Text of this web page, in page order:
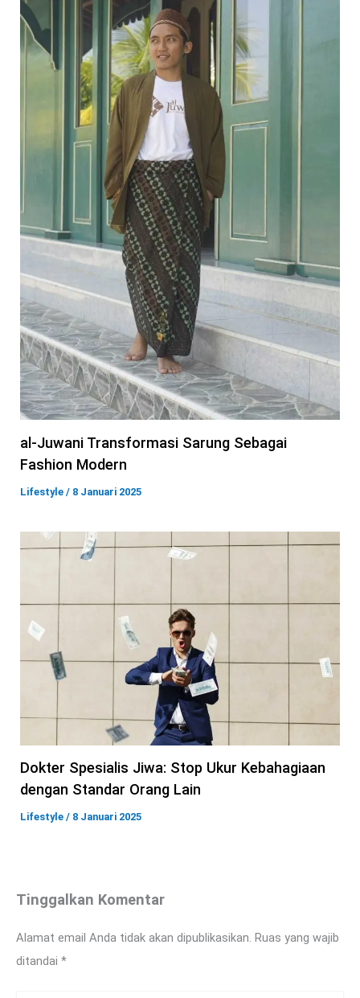
al-Juwani Transformasi Sarung Sebagai
Fashion Modern
Lifestyle / 8 Januari 2025
Dokter Spesialis Jiwa: Stop Ukur Kebahagiaan
dengan Standar Orang Lain
Lifestyle / 8 Januari 2025
Tinggalkan Komentar
Alamat email Anda tidak akan dipublikasikan. Ruas yang wajib
ditandai *